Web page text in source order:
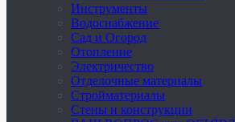
Инструменты
Водоснабжение
Сад и Огород
Отопление
Электричество
Отделочные материалы
Стройматериалы
Стены и конструкции